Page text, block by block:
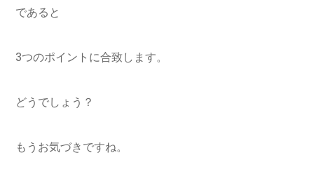
であると
3つのポイントに合致します。
どうでしょう？
もうお気づきですね。